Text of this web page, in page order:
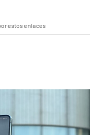
estos enlaces